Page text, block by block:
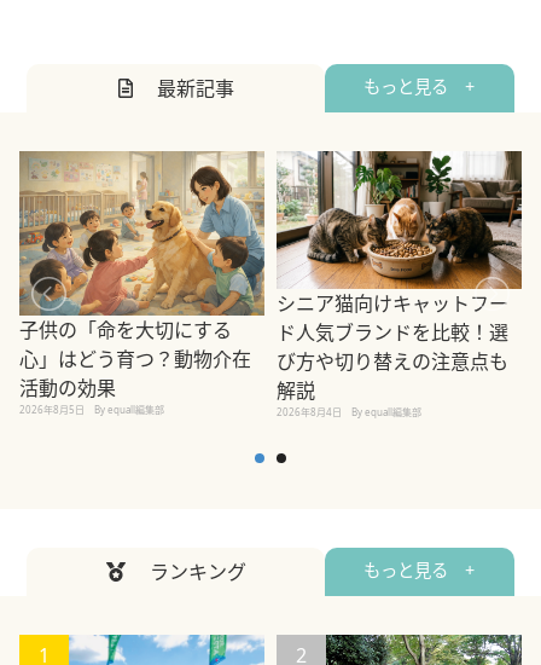
最新記事 もっと見る +
子供の「命を大切にする
心」はどう育つ？動物介在
活動の効果
2026年8月5日 By equall編集部
シニア猫向けキャットフー
ド人気ブランドを比較！選
び方や切り替えの注意点も
解説
2026年8月4日 By equall編集部
ランキング もっと見る +
1 2